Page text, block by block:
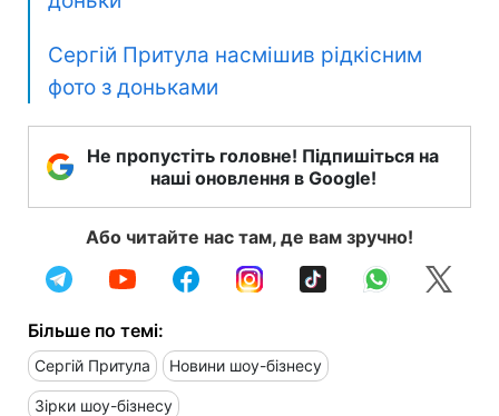
Сергій Притула насмішив рідкісним
фото з доньками
Не пропустіть головне! Підпишіться на
наші оновлення в Google!
Або читайте нас там, де вам зручно!
Більше по темі:
Сергій Притула Новини шоу-бізнесу
Зірки шоу-бізнесу